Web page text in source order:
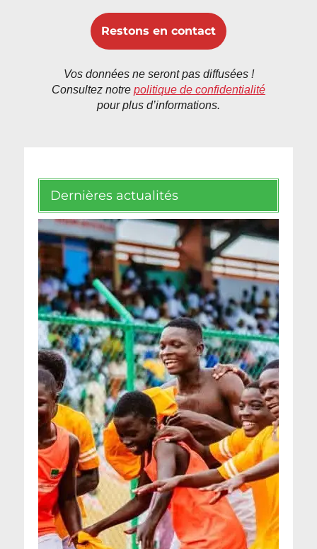
Vos données ne seront pas diffusées !
Consultez notre politique de confidentialité
pour plus d’informations.
Dernières actualités